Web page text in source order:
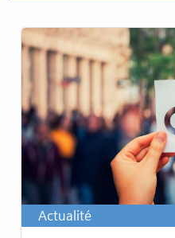
Actualité